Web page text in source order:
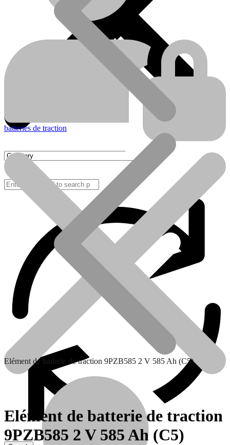
batteries de traction
Elément de batterie de traction 9PZB585 2 V 585 Ah (C5)
Elément de batterie de traction
9PZB585 2 V 585 Ah (C5)